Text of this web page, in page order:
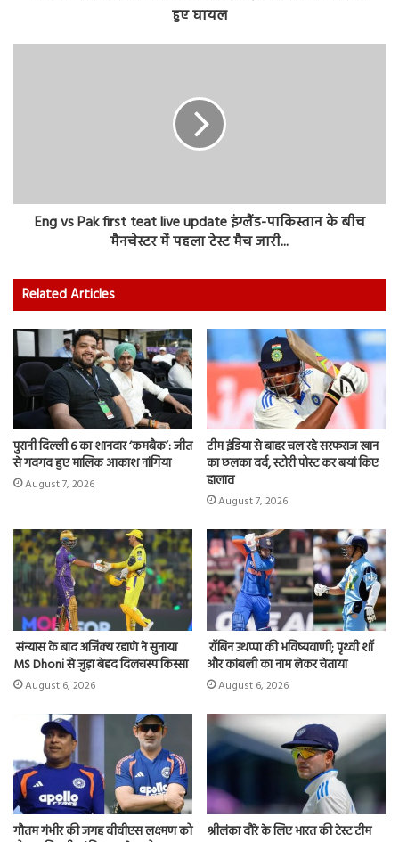
हुए घायल
Eng vs Pak first teat live update इंग्लैंड-पाकिस्तान के बीच
मैनचेस्टर में पहला टेस्ट मैच जारी...
Related Articles
पुरानी दिल्ली 6 का शानदार ‘कमबैक’: जीत
से गदगद हुए मालिक आकाश नांगिया
August 7, 2026
टीम इंडिया से बाहर चल रहे सरफराज खान
का छलका दर्द, स्टोरी पोस्ट कर बयां किए
हालात
August 7, 2026
संन्यास के बाद अजिंक्‍य रहाणे ने सुनाया
MS Dhoni से जुड़ा बेहद दिलचस्प किस्सा
August 6, 2026
रॉबिन उथप्पा की भविष्यवाणी; पृथ्वी शॉ
और कांबली का नाम लेकर चेताया
August 6, 2026
गौतम गंभीर की जगह वीवीएस लक्ष्मण को
श्रीलंका दौरे के लिए भारत की टेस्ट टीम